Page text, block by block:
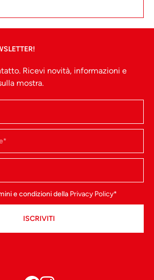
Ricevi novità, informazioni e
mostra.
e condizioni della Privacy Policy*
ISCRIVITI